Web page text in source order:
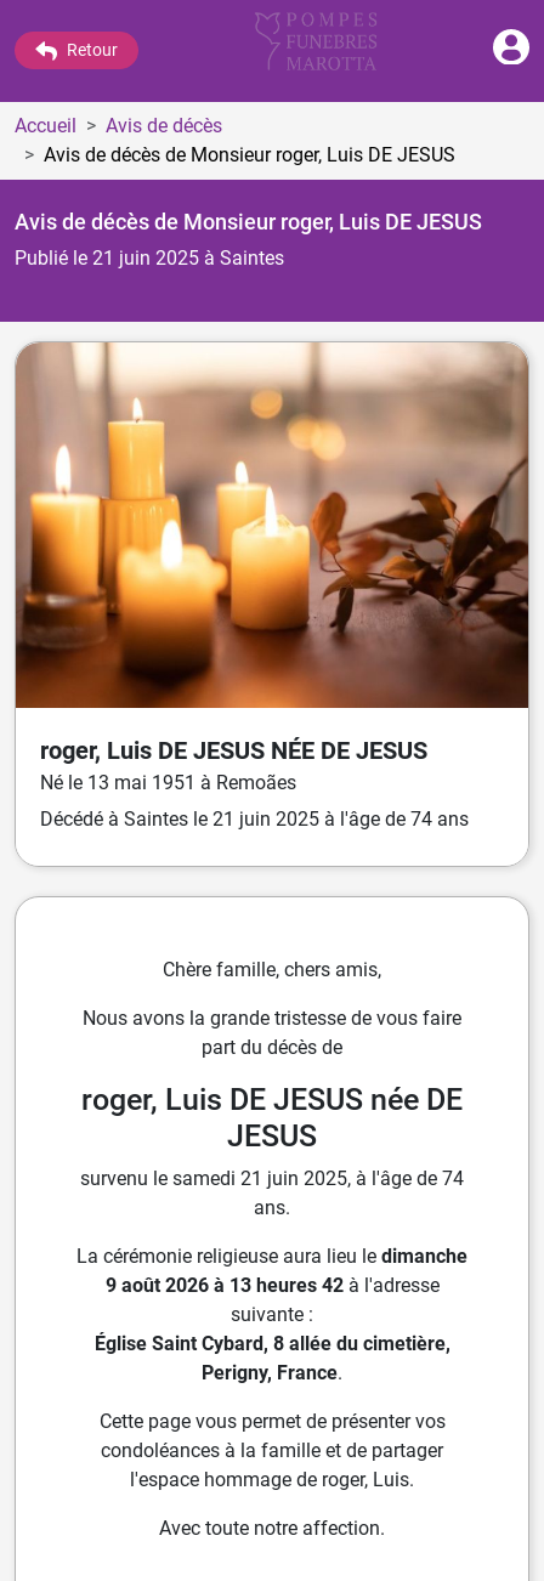
Retour
Accueil
Avis de décès
Avis de décès de Monsieur roger, Luis DE JESUS
Avis de décès de Monsieur roger, Luis DE JESUS
Publié le 21 juin 2025 à Saintes
roger, Luis DE JESUS NÉE DE JESUS
Né le 13 mai 1951 à Remoães
Décédé à Saintes le 21 juin 2025 à l'âge de 74 ans
Chère famille, chers amis,
Nous avons la grande tristesse de vous faire
part du décès de
roger, Luis DE JESUS née DE
JESUS
survenu le samedi 21 juin 2025, à l'âge de 74
ans.
La cérémonie religieuse aura lieu le dimanche
9 août 2026 à 13 heures 42à l'adresse
suivante :
Église Saint Cybard, 8 allée du cimetière,
Perigny, France.
Cette page vous permet de présenter vos
condoléances à la famille et de partager
l'espace hommage de roger, Luis.
Avec toute notre affection.